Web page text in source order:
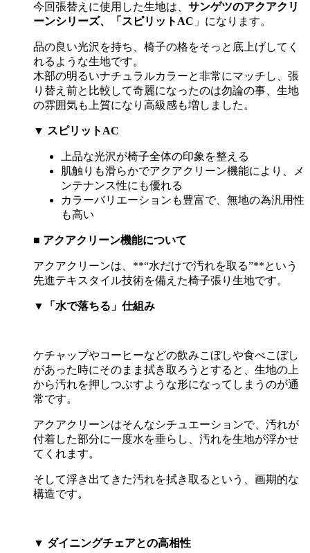
今回張替えに使用した生地は、 サンゲツのアクアクリ
ーンシリーズ、「スピリット AC 」になります。
品の良い光沢を持ち、椅子の格をそっと底上げしてく
れるような生地です。
木部の明るいナチュラルカラーと非常にマッチし、張
り替え前と比較して奇麗になったのは勿論の事、生地
の雰囲気も上質になり高級感も増しました。
▼ スピリット AC
上品な光沢が椅子全体の印象を整える
肌触りも滑らかでアクアクリーン機能により、メ
ンテナンス性にも優れる
カラーバリエーションも豊富で、無地の為汎用性
も高い
■ アクアクリーン機能について
アクアクリーンは、 **“水だけで汚れを取る”**という
先進テキスタイル技術を備えた椅子張り生地です。
▼ 「水で落ちる」仕組み
ケチャップやコーヒーなどの飲みこぼしや食べこぼし
があった時にそのまま拭き取ろうとすると、生地の上
から汚れを押しつぶすような形になってしまうのが通
常です。
アクアクリーンはそんなシチュエーションで、汚れが
付着した部分に一度水を垂らし、汚れを生地が浮かせ
てくれます。
そして浮き出てきた汚れを拭き取るという、画期的な
構造です。
▼ ダイニングチェアとの高相性